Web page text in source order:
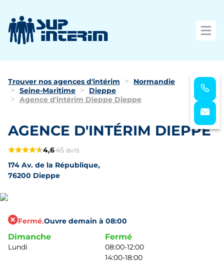
Trouver nos agences d'intérim
Normandie
Seine-Maritime
Dieppe
Agence d'intérim Dieppe Dieppe
AGENCE D'INTÉRIM DIEPPE
4,645 avis
174 Av. de la République,
76200 Dieppe
Fermé.Ouvre demain à 08:00
Dimanche Fermé
Lundi
08:00-12:00
14:00-18:00